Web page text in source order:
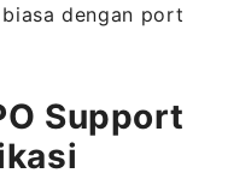
dengan port
Support